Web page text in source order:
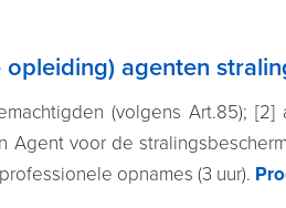
opleiding) agenten
(volgens Art.85);
Agent voor de
opnames (3 uur).